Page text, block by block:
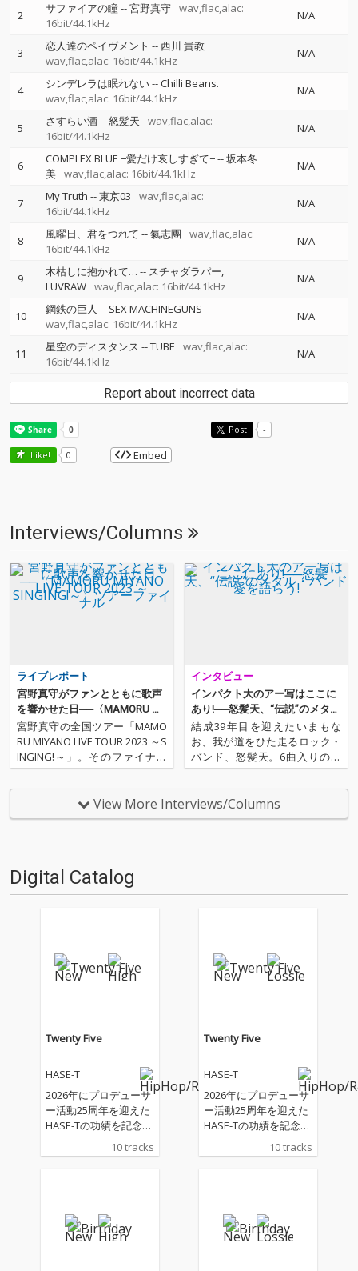
2 サファイアの瞳--宮野真守 wav,flac,alac:
16bit/44.1kHz
N/A
3 恋人達のペイヴメント --西川 貴教
wav,flac,alac: 16bit/44.1kHz
N/A
4 シンデレラは眠れない--Chilli Beans.
wav,flac,alac: 16bit/44.1kHz
N/A
5 さすらい酒--怒髪天
wav,flac,alac:
16bit/44.1kHz
N/A
6 COMPLEX BLUE −愛だけ哀しすぎて−--坂本冬
美 wav,flac,alac: 16bit/44.1kHz
N/A
7 My Truth --東京03
wav,flac,alac:
16bit/44.1kHz
N/A
8 風曜日、君をつれて --氣志團
wav,flac,alac:
16bit/44.1kHz
N/A
9 木枯しに抱かれて… -- スチャダラパー
LUVRAW wav,flac,alac: 16bit/44.1kHz
N/A
10 鋼鉄の巨人 -- SEX MACHINEGUNS
wav,flac,alac: 16bit/44.1kHz
N/A
11 星空のディスタンス --TUBE
wav,flac,alac:
16bit/44.1kHz
N/A
Report about incorrect data
Post -
Like! 0 Embed
Interviews/Columns
ライブレポート
宮野真守がファンとともに歌声
を響かせた日──〈MAMORU MI
YANO LIVE TOUR 2023 ～SINGIN
G!～〉ツアーファイナル
宮野真守の全国ツアー「MAMO
RU MIYANO LIVE TOUR 2023 ～S
INGING!～」。そのファイナル
公演が国立代々木競技場第一体
育館で開催された。約4年ぶり
にファンによる声援が可能にな
り、ファンとともに歌い続け
インタビュー
インパクト大のアー写はここに
あり!──怒髪天、“伝説”のメタ
ル・バンド愛を語らう!
結成39年目を迎えたいまもな
お、我が道をひた走るロック・
バンド、怒髪天。6曲入りの最
新作『more-AA-janaica』をリ
リースしたばかりの彼らが久し
ぶりに登場です! これまで怒髪天
の作品の多くはOTOTOYでは未
View More Interviews/Columns
Digital Catalog
Twenty Five
HASE-T
2026年にプロデューサ
ー活動25周年を迎えた
HASE-Tの功績を記念
し、過去・現在・未来
をテーマにしたアニバ
E、J-REXXX、ナツ・サ
マー、DOMINO-KAT、
10 tracks
Twenty Five
HASE-T
2026年にプロデューサ
ー活動25周年を迎えた
HASE-Tの功績を記念
し、過去・現在・未来
をテーマにしたアニバ
E、J-REXXX、ナツ・サ
マー、DOMINO-KAT、
10 tracks